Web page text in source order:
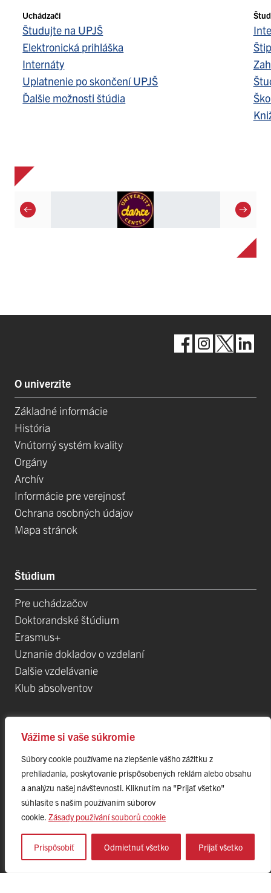
Vážime si vaše súkromie
Súbory cookie používame na zlepšenie vášho zážitku z
prehliadania, poskytovanie prispôsobených reklám alebo obsahu
a analýzu našej návštevnosti. Kliknutím na "Prijať všetko"
súhlasíte s naším používaním súborov
cookie. Zásady používání souborů cookie
Prispôsobiť Odmietnuť všetko Prijať všetko
Uchádzači
Študujte na UPJŠ
Elektronická prihláška
Internáty
Uplatnenie po skončení UPJŠ
Ďalšie možnosti štúdia
O univerzite
Základné informácie
História
Vnútorný systém kvality
Orgány
Archív
Informácie pre verejnosť
Ochrana osobných údajov
Mapa stránok
Štúdium
Pre uchádzačov
Doktorandské štúdium
Erasmus+
Uznanie dokladov o vzdelaní
Dalšie vzdelávanie
Klub absolventov
Veda
Postdoktorandské pozíce
Projekty
Špičkové tímy
TIP-UPJŠ
Evidencia publikačnej činnosti
Habilitačné a vymenúvacie konania